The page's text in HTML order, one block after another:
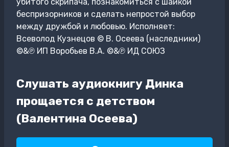
беспризорников и сделать непростой выбор
между дружбой и любовью. Исполняет:
Всеволод Кузнецов © В. Осеева (наследники)
©&℗ ИП Воробьев В.А. ©&℗ ИД СОЮЗ
Слушать аудиокнигу Динка
прощается с детством
(Валентина Осеева)